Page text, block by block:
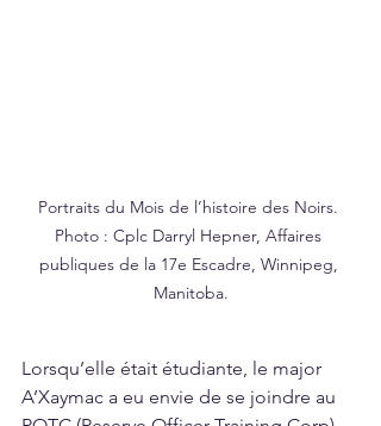
Portraits du Mois de l’histoire des Noirs.
Photo : Cplc Darryl Hepner, Affaires
publiques de la 17e Escadre, Winnipeg,
Manitoba.
Lorsqu’elle était étudiante, le major
A’Xaymac a eu envie de se joindre au